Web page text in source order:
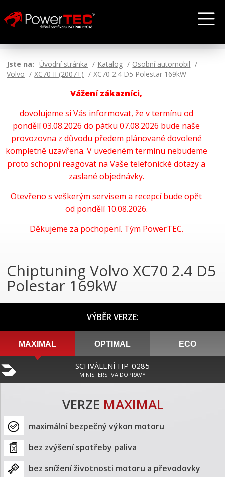
Jste na: Úvodní stránka Katalog
Osobní automobil
Volvo
XC70 II (2007+) XC70 2.4 D5 Polestar 169kW
Vážení zákazníci,
dovolujeme si Vás informovat, že v termínu od
pondělí 03.08.2026 do pátku 07.08.2026 bude naše
provozovna z důvodu předem plánované dovolené
kompletně uzavřena. V uvedeném termínu nebudeme
proto schopni reagovat na Vaše telefonické dotazy a
zaslané objednávky.
Otevřeno s veškerým servisem a recepcí bude opět
od pondělí 10.08.2026.
Děkujeme za pochopení. Tým PowerTEC.
Chiptuning Volvo XC70 2.4 D5
Polestar 169kW
VÝBĚR VERZE:
MAXIMAL OPTIMAL ECO
SCHVÁLENÍ HP-0285
MINISTERSTVA DOPRAVY
VERZE MAXIMAL
maximální bezpečný výkon motoru
bez zvýšení spotřeby paliva
bez snížení životnosti motoru a převodovky